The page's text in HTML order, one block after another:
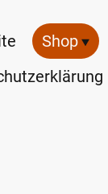
Shop